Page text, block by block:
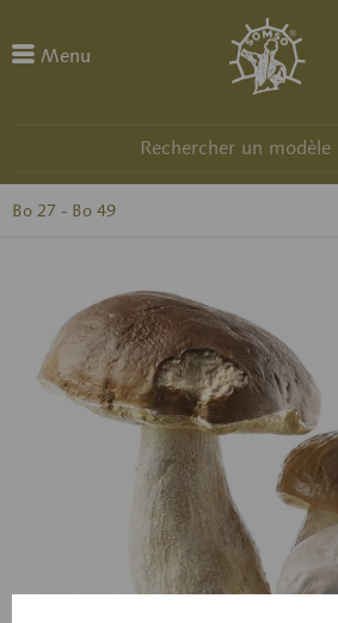
Menu
Bo 27 - Bo 49